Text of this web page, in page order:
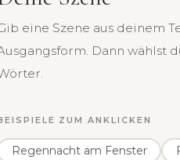
eine Szene aus deinem
Dann wählst
ZUM ANKLICKEN
Regennacht am Fenster